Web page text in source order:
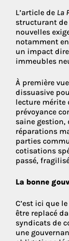
L’article de La
structurant de
nouvelles
notamment
un impact
immeubles
À première
dissuasive
lecture mérite
prévoyance
saine gestion,
réparations
parties
cotisations
passé,
La bonne
C’est ici que
être replacé
syndicats de
une